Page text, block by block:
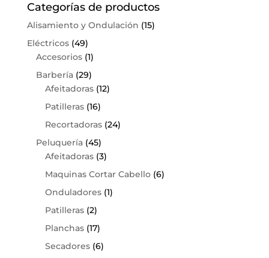
Categorías de productos
Alisamiento y Ondulación (15)
Eléctricos (49)
Accesorios (1)
Barbería (29)
Afeitadoras (12)
Patilleras (16)
Recortadoras (24)
Peluquería (45)
Afeitadoras (3)
Maquinas Cortar Cabello (6)
Onduladores (1)
Patilleras (2)
Planchas (17)
Secadores (6)